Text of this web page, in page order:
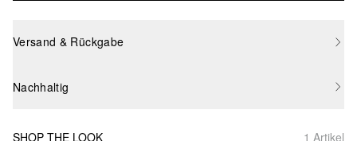
Versand & Rückgabe
Nachhaltig
SHOP THE LOOK 1 Artikel